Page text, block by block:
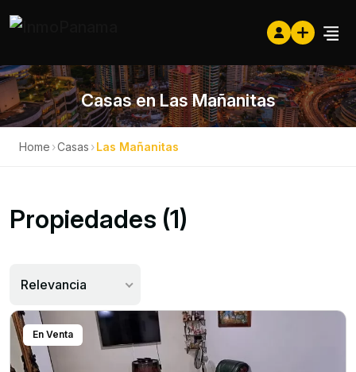
Casas en Las Mañanitas
Home ›Casas ›Las Mañanitas
Propiedades (1)
Relevancia
En Venta